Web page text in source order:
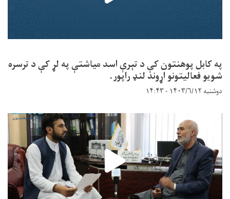
په کابل پوهنتون کې د تېرې اسد میاشتې په لړ کې د ترسره
شویو فعالیتونو اړوند لنډ راپور.
دوشنبه ۱۴۰۳/۶/۱۲ - ۱۴:۴۳